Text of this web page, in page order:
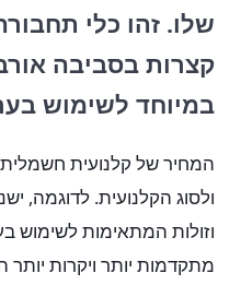
שלו. זהו כלי
קצרות בסביבה
במיוחד לשימוש
המחיר של קלנועית
ולסוג הקלנועית. לדוגמה,
וזולות המתאימות לשימוש
מתקדמות יותר ויקרות